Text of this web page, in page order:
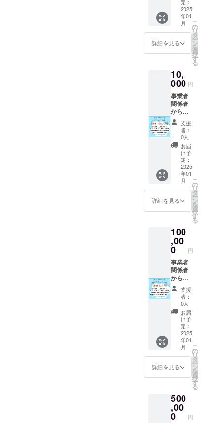
メール
を送ら
せて頂
きま
す。
定：
2025
年01
月
詳細を見る
こ
の
リ
タ
ー
ン
を
選
択
す
る
10,
000 円
事業者
関係者
から完
成した
施設の
１分程
の動画
(施設内
一部)付
きの感
謝の
メール
を送ら
せて頂
きま
す。
支援
者：
0人
お届
け予
定：
2025
年01
月
詳細を見る
こ
の
リ
タ
ー
ン
を
選
択
す
る
100
,00
0 円
事業者
関係者
から完
成した
施設の3
分～5分
程の動
画(１施
設内全
体)付き
の感謝
のメー
ルを送
らせて
頂きま
す。
支援
者：
0人
お届
け予
定：
2025
年01
月
詳細を見る
こ
の
リ
タ
ー
ン
を
選
択
す
る
500
,00
0 円